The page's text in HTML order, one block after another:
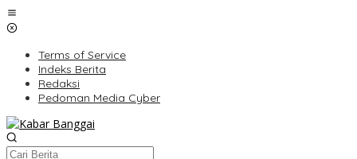
Lewati
ke
Terms of Service
Indeks Berita
Redaksi
Pedoman Media Cyber